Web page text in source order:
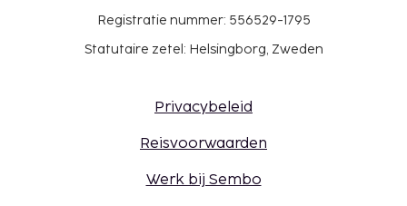
Registratie nummer: 556529-1795
Statutaire zetel: Helsingborg, Zweden
Privacybeleid
Reisvoorwaarden
Werk bij Sembo